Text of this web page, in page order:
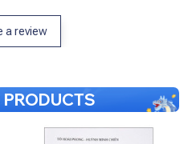
a review
PRODUCTS